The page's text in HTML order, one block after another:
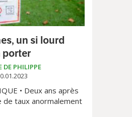
un si lourd
porter
DE PHILIPPE
• Deux ans après
de taux anormalement